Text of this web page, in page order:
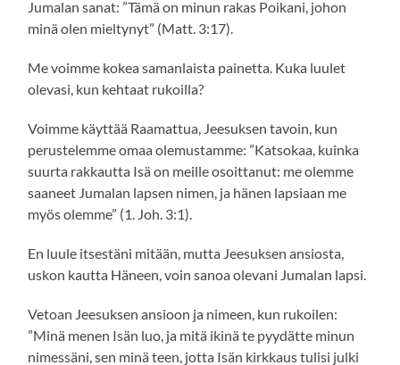
Jumalan sanat: ”Tämä on minun rakas Poikani, johon
minä olen mieltynyt” (Matt. 3:17).
Me voimme kokea samanlaista painetta. Kuka luulet
olevasi, kun kehtaat rukoilla?
Voimme käyttää Raamattua, Jeesuksen tavoin, kun
perustelemme omaa olemustamme: ”Katsokaa, kuinka
suurta rakkautta Isä on meille osoittanut: me olemme
saaneet Jumalan lapsen nimen, ja hänen lapsiaan me
myös olemme” (1. Joh. 3:1).
En luule itsestäni mitään, mutta Jeesuksen ansiosta,
uskon kautta Häneen, voin sanoa olevani Jumalan lapsi.
Vetoan Jeesuksen ansioon ja nimeen, kun rukoilen:
”Minä menen Isän luo, ja mitä ikinä te pyydätte minun
nimessäni, sen minä teen, jotta Isän kirkkaus tulisi julki